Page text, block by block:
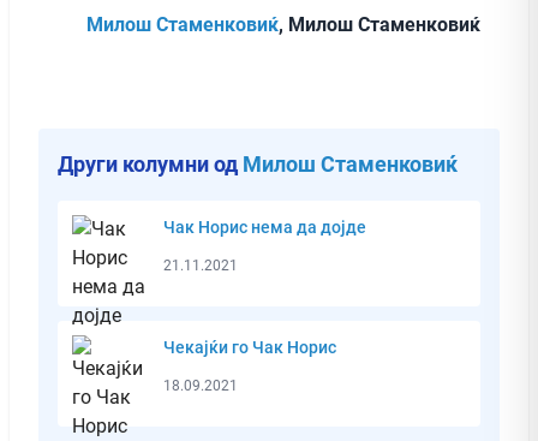
Милош Стаменковиќ, Милош Стаменковиќ
Други колумни од Милош Стаменковиќ
Чак Норис нема да дојде
21.11.2021
Чекајќи го Чак Норис
18.09.2021